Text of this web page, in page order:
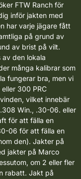
FTW Ranch för
inför jakten med
har varje jägare fått
på grund av
av brist på vilt.
den lokala
många kalibrar som
fungerar bra, men vi
300 PRC
vilket innebär
Win., .30-06. eller
för att fälla en
06 för att fälla en
den). Jakter på
jakter på Marco
om 2 eller fler
rabatt. Jakt på